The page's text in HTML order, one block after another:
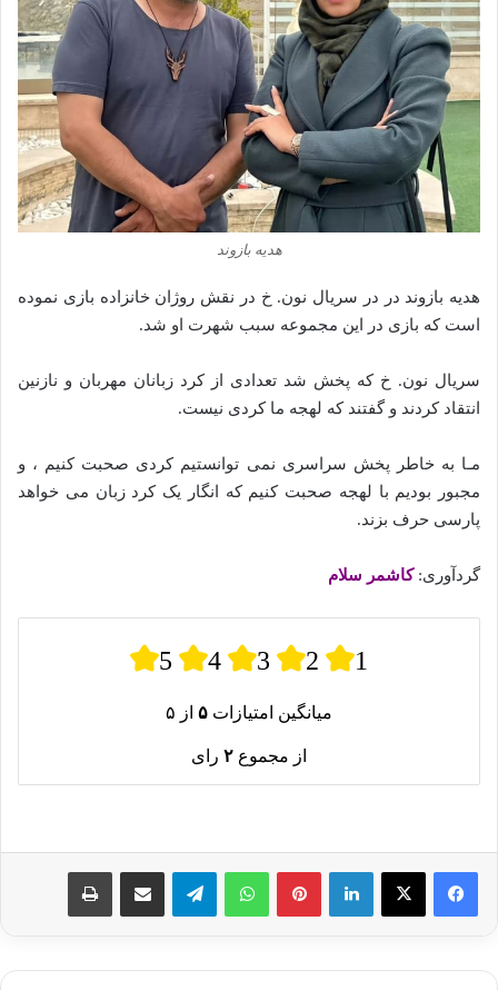
هدیه بازوند
هدیه بازوند در در سریال نون. خ در نقش روژان خانزاده بازی نموده
است که بازی در این مجموعه سبب شهرت او شد.
سریال نون. خ که پخش شد تعدادی از کرد زبانان مهربان و نازنین
انتقاد کردند و گفتند که لهجه ما کردی نیست.
مـا به خاطر پخش سراسری نمی توانستیم کردی صحبت کنیم ، و
مجبور بودیم با لهجه صحبت کنیم که انگار یک کرد زبان می خواهد
پارسی حرف بزند.
گردآوری:کاشمر سلام
5 4 3 2 1
میانگین امتیازات ۵ از ۵
از مجموع ۲ رای
لینکدین پینترستواتس آپ تلگرام اشتراک گذاری از طریق ایمیل چاپ